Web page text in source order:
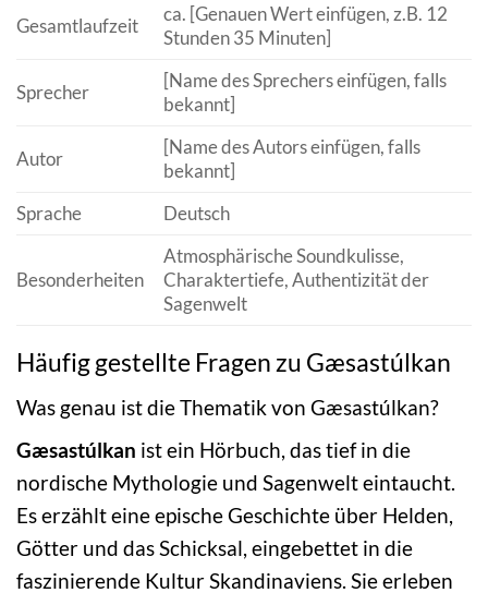
Gesamtlaufzeit
ca. [Genauen Wert einfügen, z.B. 12
Stunden 35 Minuten]
Sprecher
[Name des Sprechers einfügen, falls
bekannt]
Autor
[Name des Autors einfügen, falls
bekannt]
Sprache
Deutsch
Besonderheiten
Atmosphärische Soundkulisse,
Charaktertiefe, Authentizität der
Sagenwelt
Häufig gestellte Fragen zu Gæsastúlkan
Was genau ist die Thematik von Gæsastúlkan?
Gæsastúlkan ist ein Hörbuch, das tief in die
nordische Mythologie und Sagenwelt eintaucht.
Es erzählt eine epische Geschichte über Helden,
Götter und das Schicksal, eingebettet in die
faszinierende Kultur Skandinaviens. Sie erleben